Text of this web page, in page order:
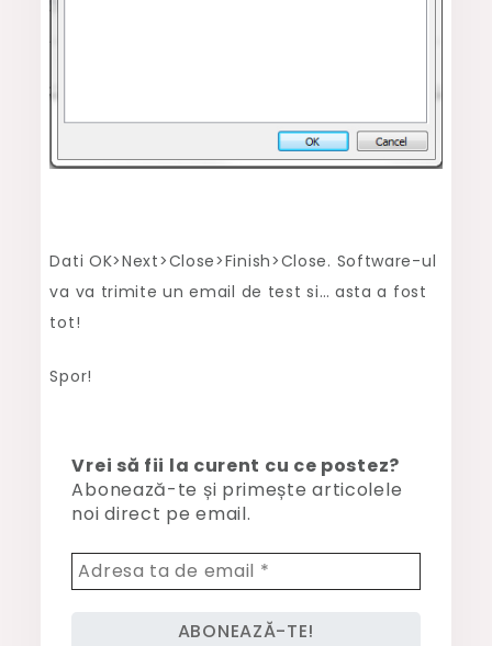
Dati OK>Next>Close>Finish>Close. Software-ul
va va trimite un email de test si… asta a fost
tot!
Spor!
Vrei să fii la curent cu ce postez?
Abonează-te și primește articolele
noi direct pe email.